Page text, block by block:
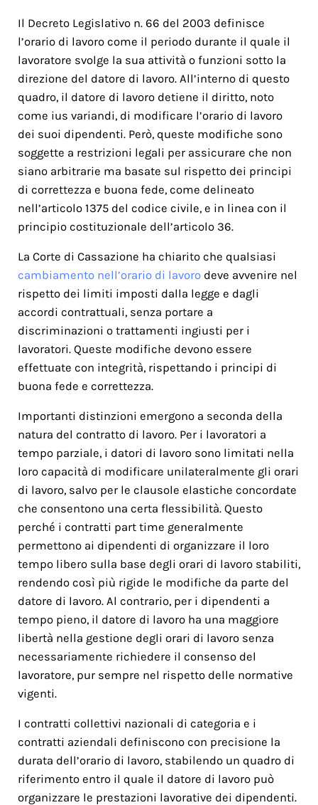
Il Decreto Legislativo n. 66 del 2003 definisce
l’orario di lavoro come il periodo durante il quale il
lavoratore svolge la sua attività o funzioni sotto la
direzione del datore di lavoro. All’interno di questo
quadro, il datore di lavoro detiene il diritto, noto
come ius variandi, di modificare l’orario di lavoro
dei suoi dipendenti. Però, queste modifiche sono
soggette a restrizioni legali per assicurare che non
siano arbitrarie ma basate sul rispetto dei principi
di correttezza e buona fede, come delineato
nell’articolo 1375 del codice civile, e in linea con il
principio costituzionale dell’articolo 36.
La Corte di Cassazione ha chiarito che qualsiasi
cambiamento nell’orario di lavorodeve avvenire nel
rispetto dei limiti imposti dalla legge e dagli
accordi contrattuali, senza portare a
discriminazioni o trattamenti ingiusti per i
lavoratori. Queste modifiche devono essere
effettuate con integrità, rispettando i principi di
buona fede e correttezza.
Importanti distinzioni emergono a seconda della
natura del contratto di lavoro. Per i lavoratori a
tempo parziale, i datori di lavoro sono limitati nella
loro capacità di modificare unilateralmente gli orari
di lavoro, salvo per le clausole elastiche concordate
che consentono una certa flessibilità. Questo
perché i contratti part time generalmente
permettono ai dipendenti di organizzare il loro
tempo libero sulla base degli orari di lavoro stabiliti,
rendendo così più rigide le modifiche da parte del
datore di lavoro. Al contrario, per i dipendenti a
tempo pieno, il datore di lavoro ha una maggiore
libertà nella gestione degli orari di lavoro senza
necessariamente richiedere il consenso del
lavoratore, pur sempre nel rispetto delle normative
vigenti.
I contratti collettivi nazionali di categoria e i
contratti aziendali definiscono con precisione la
durata dell’orario di lavoro, stabilendo un quadro di
riferimento entro il quale il datore di lavoro può
organizzare le prestazioni lavorative dei dipendenti.